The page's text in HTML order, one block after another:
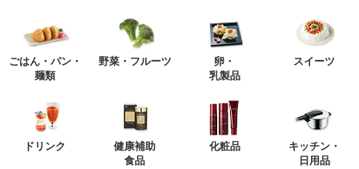
ごはん・パン・
麺類
野菜・フルーツ
卵・
乳製品
スイーツ
ドリンク
健康補助
食品
化粧品
キッチン・
日用品